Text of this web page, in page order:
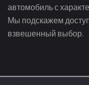
автомобиль с
Мы подскажем
взвешенный выбор.